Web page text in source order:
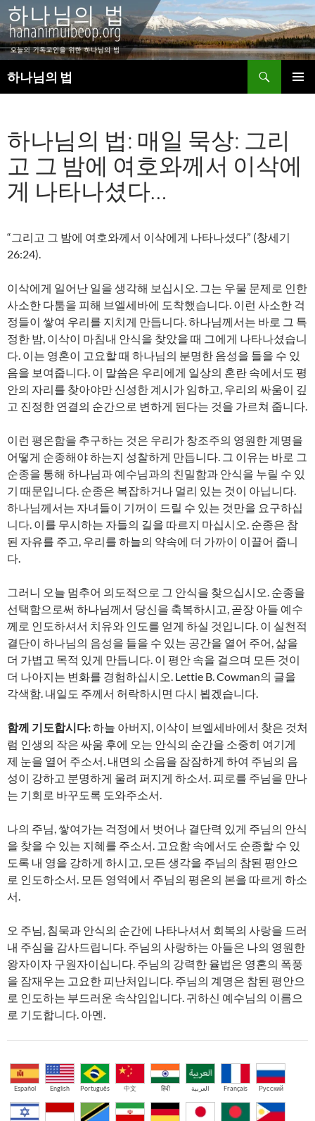
하나님의 법
색
로
건
너
뛰
기
하나님의 법: 매일 묵상: 그리
고 그 밤에 여호와께서 이삭에
게 나타나셨다…
“그리고 그 밤에 여호와께서 이삭에게 나타나셨다” (창세기
26:24).
이삭에게 일어난 일을 생각해 보십시오. 그는 우물 문제로 인한
사소한 다툼을 피해 브엘세바에 도착했습니다. 이런 사소한 걱
정들이 쌓여 우리를 지치게 만듭니다. 하나님께서는 바로 그 특
정한 밤, 이삭이 마침내 안식을 찾았을 때 그에게 나타나셨습니
다. 이는 영혼이 고요할 때 하나님의 분명한 음성을 들을 수 있
음을 보여줍니다. 이 말씀은 우리에게 일상의 혼란 속에서도 평
안의 자리를 찾아야만 신성한 계시가 임하고, 우리의 싸움이 깊
고 진정한 연결의 순간으로 변하게 된다는 것을 가르쳐 줍니다.
이런 평온함을 추구하는 것은 우리가 창조주의 영원한 계명을
어떻게 순종해야 하는지 성찰하게 만듭니다. 그 이유는 바로 그
순종을 통해 하나님과 예수님과의 친밀함과 안식을 누릴 수 있
기 때문입니다. 순종은 복잡하거나 멀리 있는 것이 아닙니다.
하나님께서는 자녀들이 기꺼이 드릴 수 있는 것만을 요구하십
니다. 이를 무시하는 자들의 길을 따르지 마십시오. 순종은 참
된 자유를 주고, 우리를 하늘의 약속에 더 가까이 이끌어 줍니
다.
그러니 오늘 멈추어 의도적으로 그 안식을 찾으십시오. 순종을
선택함으로써 하나님께서 당신을 축복하시고, 곧장 아들 예수
께로 인도하셔서 치유와 인도를 얻게 하실 것입니다. 이 실천적
결단이 하나님의 음성을 들을 수 있는 공간을 열어 주어, 삶을
더 가볍고 목적 있게 만듭니다. 이 평안 속을 걸으며 모든 것이
더 나아지는 변화를 경험하십시오. Lettie B. Cowman의 글을
각색함. 내일도 주께서 허락하시면 다시 뵙겠습니다.
함께 기도합시다:하늘 아버지, 이삭이 브엘세바에서 찾은 것처
럼 인생의 작은 싸움 후에 오는 안식의 순간을 소중히 여기게
제 눈을 열어 주소서. 내면의 소음을 잠잠하게 하여 주님의 음
성이 강하고 분명하게 울려 퍼지게 하소서. 피로를 주님을 만나
는 기회로 바꾸도록 도와주소서.
나의 주님, 쌓여가는 걱정에서 벗어나 결단력 있게 주님의 안식
을 찾을 수 있는 지혜를 주소서. 고요함 속에서도 순종할 수 있
도록 내 영을 강하게 하시고, 모든 생각을 주님의 참된 평안으
로 인도하소서. 모든 영역에서 주님의 평온의 본을 따르게 하소
서.
오 주님, 침묵과 안식의 순간에 나타나셔서 회복의 사랑을 드러
내 주심을 감사드립니다. 주님의 사랑하는 아들은 나의 영원한
왕자이자 구원자이십니다. 주님의 강력한 율법은 영혼의 폭풍
을 잠재우는 고요한 피난처입니다. 주님의 계명은 참된 평안으
로 인도하는 부드러운 속삭임입니다. 귀하신 예수님의 이름으
로 기도합니다. 아멘.
Español English Português 中文 हिंदी العربية Français Русский